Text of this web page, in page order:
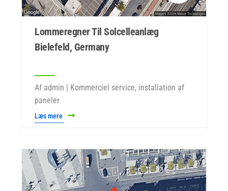
Lommeregner Til Solcelleanlæg
Bielefeld, Germany
Af admin | Kommerciel service, installation af
paneler
Læs mere